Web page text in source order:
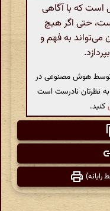
که با آگاهی
حتی اگر هیچ
می‌تواند به فهم و
توسط هوش مصنوعی در
به نظرتان نادرست است
کنید.